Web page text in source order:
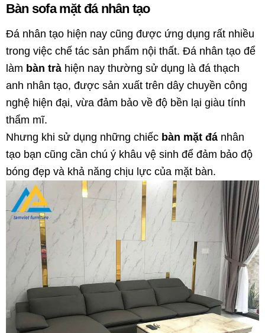
Bàn sofa mặt đá nhân tạo
Đá nhân tạo hiện nay cũng được ứng dụng rất nhiều
trong việc chế tác sản phẩm nội thất. Đá nhân tạo để
làm bàn trà hiện nay thường sử dụng là đá thạch
anh nhân tạo, được sản xuất trên dây chuyền công
nghệ hiện đại, vừa đảm bảo về độ bền lại giàu tính
thẩm mĩ.
Nhưng khi sử dụng những chiếc bàn mặt đá nhân
tạo bạn cũng cần chú ý khâu vệ sinh để đảm bảo độ
bóng đẹp và khả năng chịu lực của mặt bàn.